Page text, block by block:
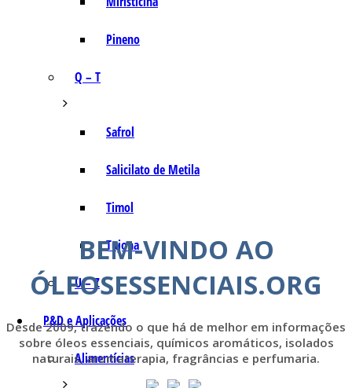
Pineno
Q – T
Safrol
Salicilato de Metila
Timol
Tujona
U – Z
P&D e Aplicações
Alimentícias
BEM-VINDO AO
ÓLEOSESSENCIAIS.ORG
Desde 2009, trazendo o que há de melhor em informações
sobre óleos essenciais, químicos aromáticos, isolados
naturais, aromaterapia, fragrâncias e perfumaria.